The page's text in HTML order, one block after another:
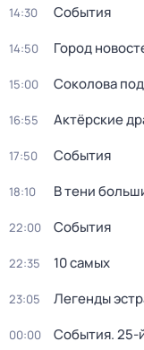
14:30 События
14:50 Город
15:00 Соколова
16:55 Актёрские
17:50 События
18:10 В тени
22:00 События
22:35 10 самых
23:05 Легенды
00:00 События. 25-